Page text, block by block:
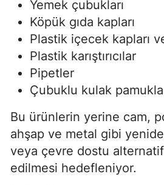
Yemek çubukları
Köpük gıda kapları
Plastik içecek kapları
Plastik karıştırıcılar
Pipetler
Çubuklu kulak
Bu ürünlerin yerine cam,
ahşap ve metal gibi
veya çevre dostu
edilmesi hedefleniyor.